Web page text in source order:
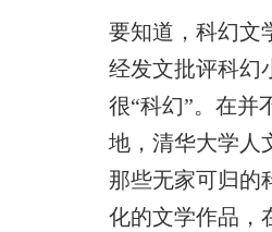
要知道，科幻文
经发文批评科幻
很“科幻”。在并
地，清华大学人
那些无家可归的
化的文学作品，